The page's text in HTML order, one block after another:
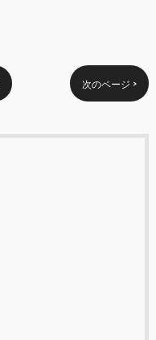
次のページ >